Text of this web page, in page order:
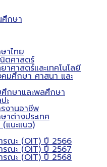
ศึกษา
าไทย
ตศาสตร์
าศาสตร์และเทคโนโลยี
คมศึกษา ศาสนา และ
ศึกษาและพลศึกษา
ะ
งานอาชีพ
าต่างประเทศ
แนะแนว)
รณะ (OIT) ปี 2566
รณะ (OIT) ปี 2567
รณะ (OIT) ปี 2568